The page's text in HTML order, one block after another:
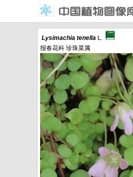
Lysimachia tenella L.
报春花科 珍珠菜属